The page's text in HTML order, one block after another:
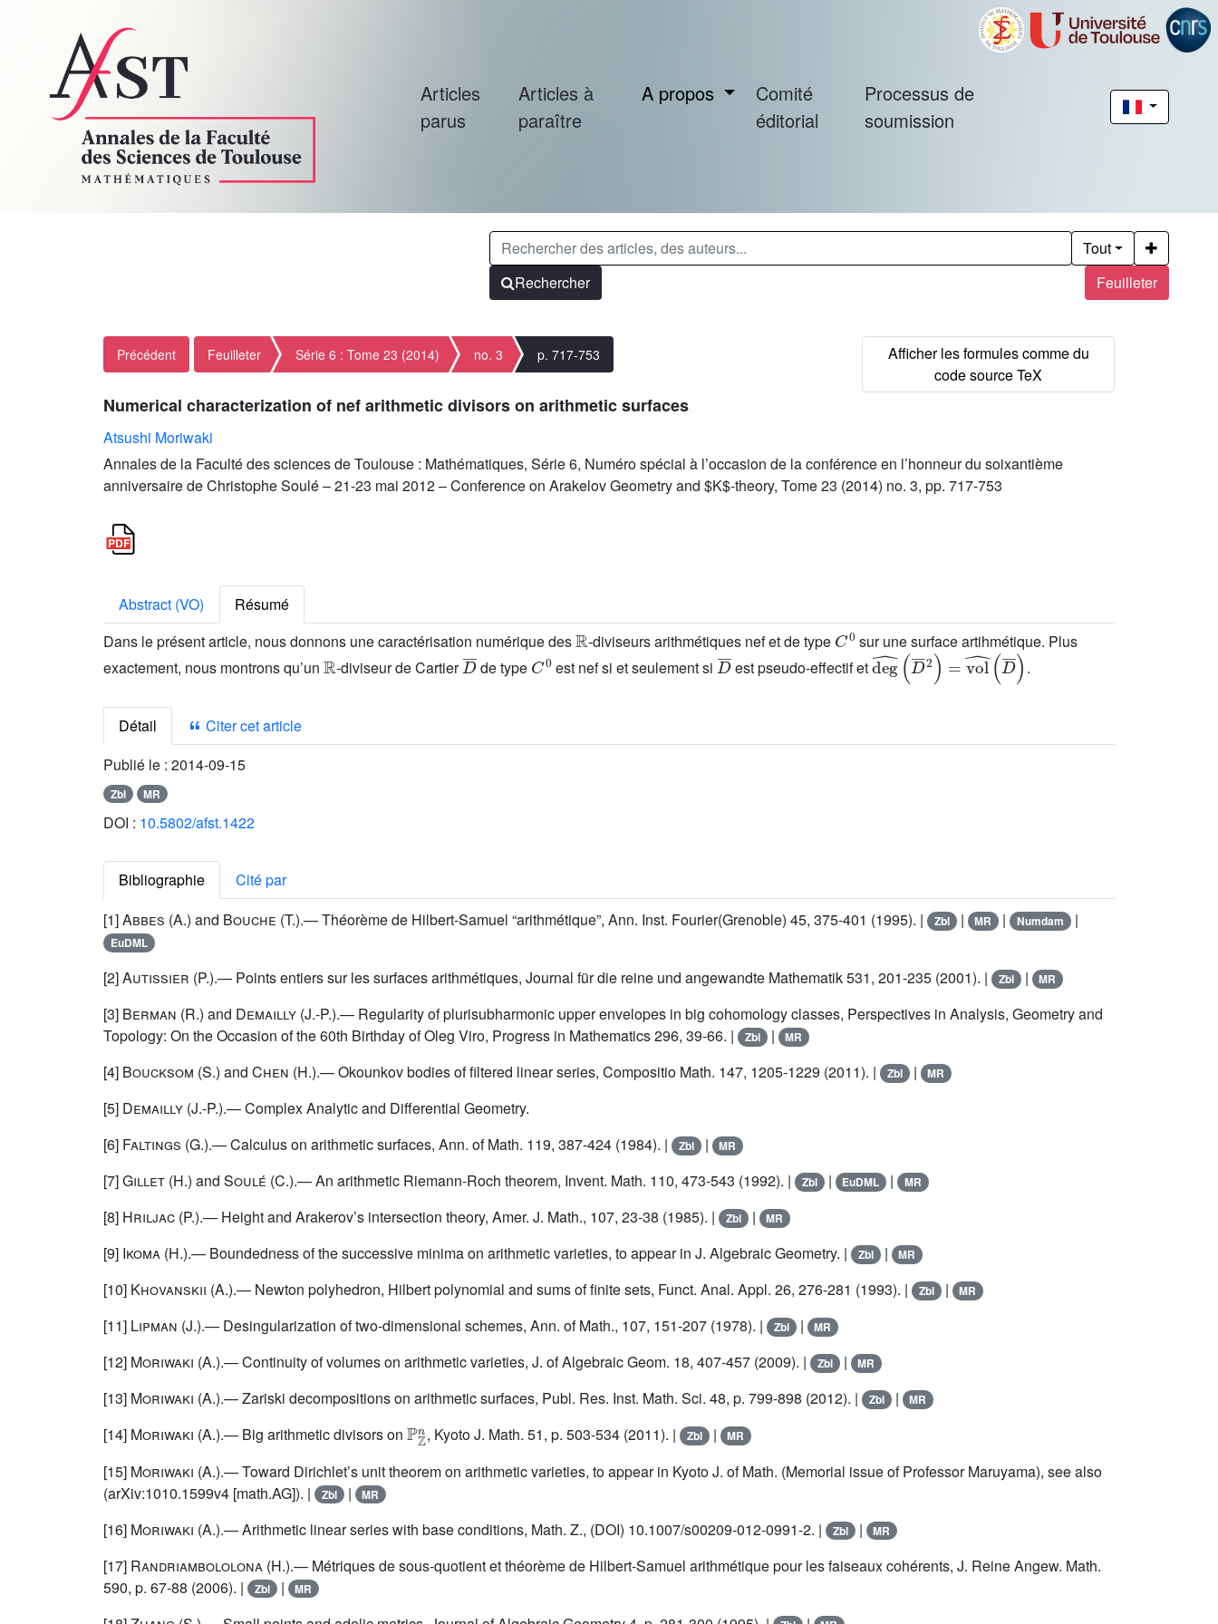
Articles
parus
Articles à
paraître
A propos
Comité
éditorial
Processus de
soumission
Feuilleter
Tout
Rechercher
Précédent Feuilleter Série 6 : Tome 23 (2014) no. 3 p. 717-753
Numerical characterization of nef arithmetic divisors on arithmetic surfaces
Atsushi Moriwaki
Annales de la Faculté des sciences de Toulouse : Mathématiques, Série 6, Numéro spécial à l’occasion de la conférence en l’honneur du soixantième
anniversaire de Christophe Soulé – 21-23 mai 2012 – Conference on Arakelov Geometry and $K$-theory, Tome 23 (2014) no. 3, pp. 717-753
Abstract (VO)
Résumé
Dans le présent article, nous donnons une caractérisation numérique des
ℝ
-diviseurs arithmétiques nef et de type
C0
sur une surface artihmétique. Plus
exactement, nous montrons qu’un
ℝ
-diviseur de Cartier
D¯
de type
C0
est nef si et seulement si
D¯
est pseudo-effectif et
deg^(D¯2)=vol^(D¯)
.
Détail
Citer cet article
Publié le : 2014-09-15
Zbl MR
DOI : 10.5802/afst.1422
Bibliographie
Cité par
[1]Abbes (A.) and Bouche (T.).— Théorème de Hilbert-Samuel “arithmétique”, Ann. Inst. Fourier(Grenoble) 45, 375-401 (1995). | Zbl | MR | Numdam |
EuDML
[2]Autissier (P.).— Points entiers sur les surfaces arithmétiques, Journal für die reine und angewandte Mathematik 531, 201-235 (2001). | Zbl | MR
[3] Berman (R.) and Demailly (J.-P.).— Regularity of plurisubharmonic upper envelopes in big cohomology classes, Perspectives in Analysis, Geometry and
Topology: On the Occasion of the 60th Birthday of Oleg Viro, Progress in Mathematics 296, 39-66. |
Zbl | MR
[4] Boucksom (S.) and Chen (H.).— Okounkov bodies of filtered linear series, Compositio Math. 147, 1205-1229 (2011). | Zbl | MR
[5] Demailly (J.-P.).— Complex Analytic and Differential Geometry.
[6] Faltings (G.).— Calculus on arithmetic surfaces, Ann. of Math. 119, 387-424 (1984). | Zbl | MR
[7]Gillet (H.) and Soulé (C.).— An arithmetic Riemann-Roch theorem, Invent. Math. 110, 473-543 (1992). | Zbl | EuDML | MR
[8] Hriljac (P.).— Height and Arakerov’s intersection theory, Amer. J. Math., 107, 23-38 (1985). | Zbl | MR
[9] Ikoma (H.).— Boundedness of the successive minima on arithmetic varieties, to appear in J. Algebraic Geometry. | Zbl | MR
[10] Khovanskii (A.).— Newton polyhedron, Hilbert polynomial and sums of finite sets, Funct. Anal. Appl. 26, 276-281 (1993). | Zbl | MR
[11] Lipman (J.).— Desingularization of two-dimensional schemes, Ann. of Math., 107, 151-207 (1978). | Zbl | MR
[12] Moriwaki (A.).— Continuity of volumes on arithmetic varieties, J. of Algebraic Geom. 18, 407-457 (2009). | Zbl | MR
[13] Moriwaki (A.).— Zariski decompositions on arithmetic surfaces, Publ. Res. Inst. Math. Sci. 48, p. 799-898 (2012). | Zbl | MR
[14] Moriwaki (A.).— Big arithmetic divisors on , Kyoto J. Math. 51, p. 503-534 (2011). | Zbl | MR
[15] Moriwaki (A.).— Toward Dirichlet’s unit theorem on arithmetic varieties, to appear in Kyoto J. of Math. (Memorial issue of Professor Maruyama), see also
(arXiv:1010.1599v4 [math.AG]). |
Zbl | MR
[16] Moriwaki (A.).— Arithmetic linear series with base conditions, Math. Z., (DOI) 10.1007/s00209-012-0991-2. | Zbl | MR
[17] Randriambololona (H.).— Métriques de sous-quotient et théorème de Hilbert-Samuel arithmétique pour les faiseaux cohérents, J. Reine Angew. Math.
590, p. 67-88 (2006). |
Zbl | MR